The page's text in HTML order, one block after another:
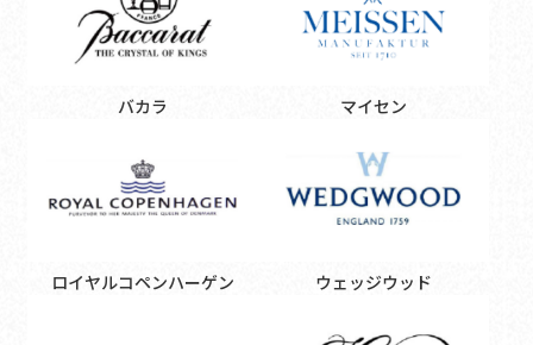
バカラ マイセン
ロイヤルコペンハーゲン ウェッジウッド